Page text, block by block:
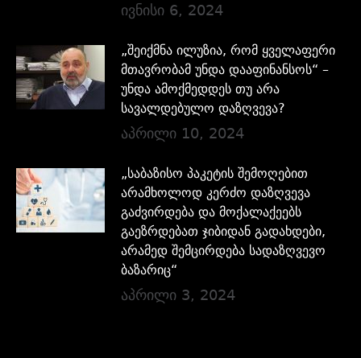
ივნისი 6, 2024
„შეიქმნა ილუზია, რომ ყველაფერი
მთავრობამ უნდა დააფინანსოს“ –
უნდა ამოქმედდეს თუ არა
სავალდებულო დაზღვევა?
აპრილი 10, 2024
„საბაზისო პაკეტის შემოღებით
არამხოლოდ კერძო დაზღვევა
გაძვირდება და მოქალაქეებს
გაეზრდებათ ჯიბიდან გადახდები,
არამედ შემცირდება სადაზღვევო
ბაზარიც“
აპრილი 3, 2024